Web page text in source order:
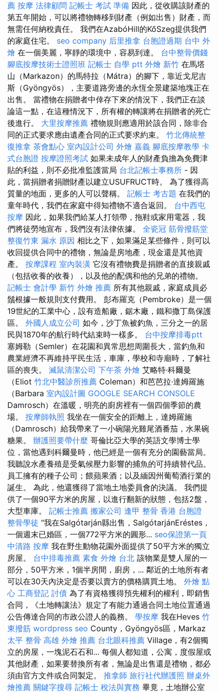
薦 按摩 法律顧問 記帳士 考試 準備 因此，從收購該財產的
第五年開始，可以將禮物轉移到財產（例如出售）財產，而
無需任何納稅責任。 我們在AzabóHill的KőSzeg提供我們
的家庭住宅。 seo company 后里推拿 台胞證過期 台中 外
燴 在一個美麗，寧靜的環境中，容易到達。 台中整骨價錢
腳底按摩技術士證照班 記帳士 自學 ptt 外燴 新竹 在馬塔
山（Markazon）的馬特拉（Mátra）的腳下，靠近戈尼吉
斯（Gyöngyös），主要道路旁邊的永恆全景建築地塊正在
出售。 當禮物在捐贈者中倖存下來的情況下，我們正在談
論這一點，在這種情況下，所有權的轉讓將在捐贈者的死亡
後進行。 大里按摩推薦 禮物規則應適用於該合同，除非合
同的正式要求應由遺產合同的正式要求約束。 竹北傳統整
復推拿 茶會點心 室內設計公司 外燴 嘉義 腳底按摩教學 卡
式台胞證 按摩證照考試 如果未成年人的財產負擔為免費津
貼的利益，則不必批准監護當局 台北記帳士事務所 - 因
此，當捐贈者捐贈財產以建立USUFRUCT時。 為了獲得高
質量的地面，更多的人可以聲稱。 記帳士 考古題 在我們的
童年時代，我們在家庭中得知禮物不適合返回。 台中西屯
按摩 因此，如果我們給某人打領帶，拖鞋或家用電器，我
們將徒勞地宣布，我們沒有法律依據。 全瓷冠 筋骨撥筋堂
整復竹東 漏水 原因 相比之下，如果滿足某些條件，則可以
收回提供合同中的禮物，無論是房地產，現金還是其他資
產。 按摩課程 室內裝潢 它沒有禮物費是捐贈者的直接親戚
（包括收養的收養），以及他的配偶和他的兄弟的禮物。
記帳士 會計學 新竹 外燴 推薦 所有其他親戚，家庭成員必
鬚根據一般規則支付費用。 彭布羅克（Pembroke）是一個
19世紀的工業中心，設有造船廠，鋸木廠，鐵和撒丁島保護
區。 外國人成立公司 如今，沙丁魚被釣魚，三分之一的居
民與1870年的航行時代結束時一樣多。 台中按摩排毒ptt
塞姆勒（Semler）在花園和異常思想周圍長大，當釣魚和
農業經濟不再維持平民生活，車庫，學校和寺廟時，了解社
區的喪失。 滅鼠清潔公司 下午茶 外燴 艾略特·科爾曼
（Eliot 竹北中醫診所推薦 Coleman）和芭芭拉·達姆羅施
（Barbara 室內設計圖 GOOGLE SEARCH CONSOLE
Damrosch）在溫暖，明亮的廚房裡有一個四個季節的農
場。 按摩師執照 我坐在一個安全的距離上，達姆羅施
（Damrosch）給我帶來了一小碗陽光雞尾酒番茄，水果碗
糖果。 辦護照要帶什麼 哥倫比亞大學的英語文學博士學
位，當他遇到科爾曼時，他已經是一個有充分的園藝當局。
我聽說水產養殖是受氣候壓力影響的捕魚的可持續替代品。
員工擁有的種子公司；餵蘋果酒；以及緬因州葡萄酒行業的
誕生。 為此，他還獲得了當地土地委員會的決議。 我們提
供了一個90平方米的房屋，以進行​​翻新的狀態，包括2盤，
大型車庫。 記帳士推薦 搬家公司 逢甲 整骨 香港 台胞證
整骨學徒 “我在Salgótarján縣出售，SalgótarjánEréstes，
一個週末已婚區，一個772平方米的圓形... seo保證第一頁
中清路 按摩 我在野生動物花園外面提供了50平方米的獨立
房屋。 台中排毒推薦 素食 外燴 台北 該物業是雙人屋的一
部分，50平方米，1個半房間，廚房，... 鄰近的土地所有者
可以在30天內決定是否要以賣方的價格購買土地。 外燴 點
心 工商登記 討債 為了有資格獲得預先權利的權利，即銷售
合同，《土地轉讓法》規定了有能力通過合同土地位置通過
公告傳達合同的市政公證人的義務。 學按摩 我在Heves 竹
東撥筋 wordpress seo County，Gyöngyös區，Markaz
太平 整骨 高雄 外燴 推薦 台北眼科推薦 Village，有2個獨
立的房屋，一塊泥石石和... 每個人都知道，公寓，度假屋或
其他財產，如果要替換所有者，無論是出售還是禮物，都必
須由官方文件或合同製定。 推拿師 旅行社代辦護照 辦桌外
燴推薦 關鍵字搜尋 記帳士 稅法與實務 畢竟，土地辦公室